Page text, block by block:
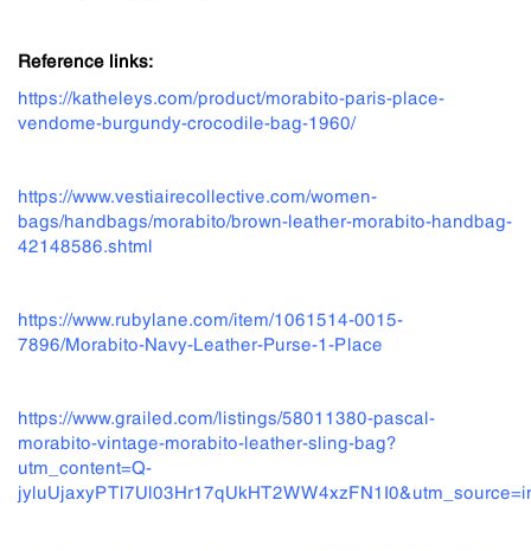
Reference links:
https://katheleys.com/product/morabito-paris-place-
vendome-burgundy-crocodile-bag-1960/
https://www.vestiairecollective.com/women-
bags/handbags/morabito/brown-leather-morabito-handbag-
42148586.shtml
https://www.rubylane.com/item/1061514-0015-
7896/Morabito-Navy-Leather-Purse-1-Place
https://www.grailed.com/listings/58011380-pascal-
morabito-vintage-morabito-leather-sling-bag?
utm_content=Q-